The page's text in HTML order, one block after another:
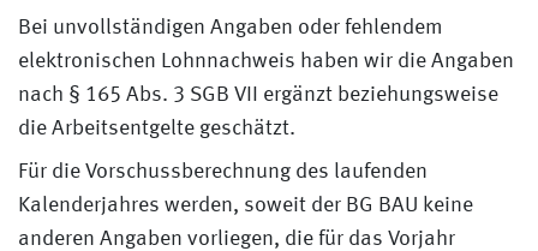
Bei unvollständigen Angaben oder fehlendem
elektronischen Lohnnachweis haben wir die Angaben
nach § 165 Abs. 3 SGB VII ergänzt beziehungsweise
die Arbeitsentgelte geschätzt.
Für die Vorschussberechnung des laufenden
Kalenderjahres werden, soweit der BG BAU keine
anderen Angaben vorliegen, die für das Vorjahr